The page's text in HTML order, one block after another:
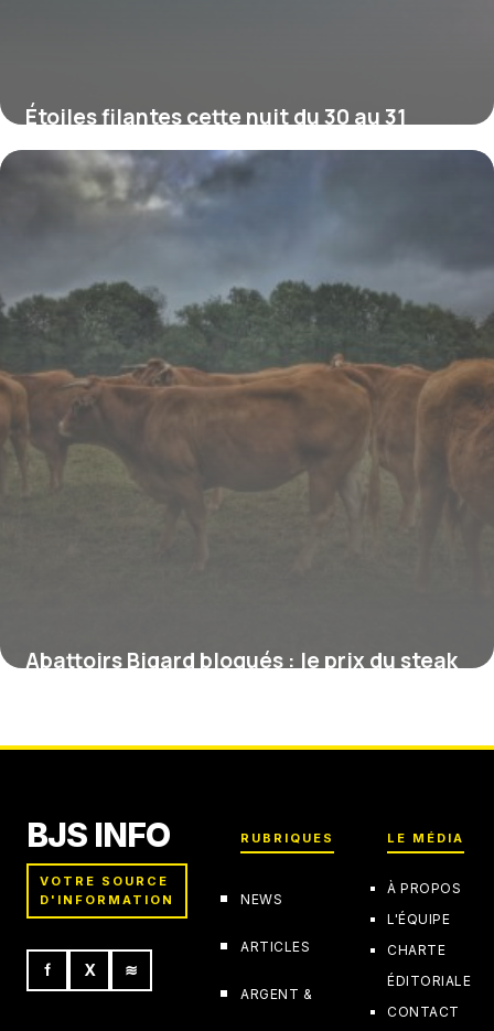
Étoiles filantes cette nuit du 30 au 31
juillet : le double pic à ne pas rater (et
comment déjouer la Lune)
Abattoirs Bigard bloqués : le prix du steak
BJS INFO
VOTRE SOURCE
D'INFORMATION
f X ≋
RUBRIQUES
NEWS
ARTICLES
ARGENT &
LE MÉDIA
À PROPOS
L'ÉQUIPE
CHARTE
ÉDITORIALE
CONTACT